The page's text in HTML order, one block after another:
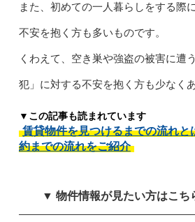
また、初めての一人暮らしをする際
不安を抱く方も多いものです。
くわえて、空き巣や強盗の被害に遭
犯」に対する不安を抱く方も少なく
▼この記事も読まれています
賃貸物件を見つけるまでの流れと
約までの流れをご紹介
▼ 物件情報が見たい方はこち